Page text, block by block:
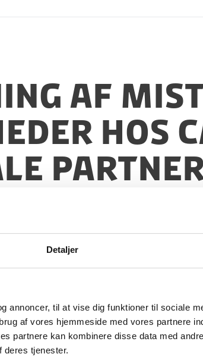
Detaljer
annoncer, til at vise dig funktioner til sociale
af vores hjemmeside med vores partnere
partnere kan kombinere disse data med
deres tjenester.
af
hos
partner